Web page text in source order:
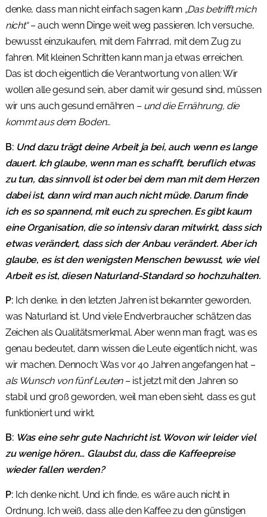
denke, dass man nicht einfach sagen kann „Das betrifft mich
nicht“– auch wenn Dinge weit weg passieren. Ich versuche,
bewusst einzukaufen, mit dem Fahrrad, mit dem Zug zu
fahren. Mit kleinen Schritten kann man ja etwas erreichen.
Das ist doch eigentlich die Verantwortung von allen: Wir
wollen alle gesund sein, aber damit wir gesund sind, müssen
wir uns auch gesund ernähren – und die Ernährung, die
kommt aus dem Boden…
B: Und dazu trägt deine Arbeit ja bei, auch wenn es lange
dauert. Ich glaube, wenn man es schafft, beruflich etwas
zu tun, das sinnvoll ist oder bei dem man mit dem Herzen
dabei ist, dann wird man auch nicht müde. Darum finde
ich es so spannend, mit euch zu sprechen. Es gibt kaum
eine Organisation, die so intensiv daran mitwirkt, dass sich
etwas verändert, dass sich der Anbau verändert. Aber ich
glaube, es ist den wenigsten Menschen bewusst, wie viel
Arbeit es ist, diesen Naturland-Standard so hochzuhalten.
P: Ich denke, in den letzten Jahren ist bekannter geworden,
was Naturland ist. Und viele Endverbraucher schätzen das
Zeichen als Qualitätsmerkmal. Aber wenn man fragt, was es
genau bedeutet, dann wissen die Leute eigentlich nicht, was
wir machen. Dennoch: Was vor 40 Jahren angefangen hat –
als Wunsch von fünf Leuten– ist jetzt mit den Jahren so
stabil und groß geworden, weil man eben sieht, dass es gut
funktioniert und wirkt.
B: Was eine sehr gute Nachricht ist. Wovon wir leider viel
zu wenige hören… Glaubst du, dass die Kaffeepreise
wieder fallen werden?
P: Ich denke nicht. Und ich finde, es wäre auch nicht in
Ordnung. Ich weiß, dass alle den Kaffee zu den günstigen